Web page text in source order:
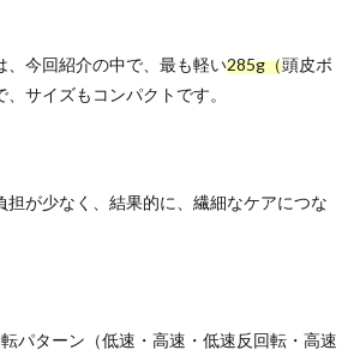
、今回紹介の中で、最も軽い285g（頭皮ボ
サイズもコンパクトです。
担が少なく、結果的に、繊細なケアにつな
パターン（低速・高速・低速反回転・高速